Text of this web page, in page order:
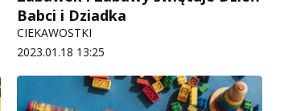
Babci i Dziadka
CIEKAWOSTKI
2023.01.18 13:25